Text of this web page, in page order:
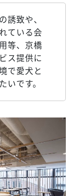
誘致や、
ている会
等、京橋
ス提供に
で愛犬と
いです。